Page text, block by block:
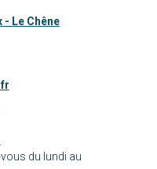
- Le Chêne
du lundi au